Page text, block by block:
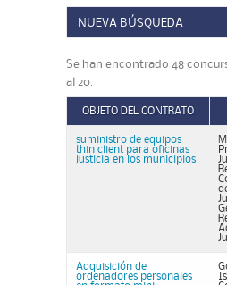
NUEVA BÚSQUEDA
Se han encontrado 48
al 20.
OBJETO DEL CONTRATO
suministro de equipos
thin client para oficinas
justicia en los municipios
Adquisición de
ordenadores personales